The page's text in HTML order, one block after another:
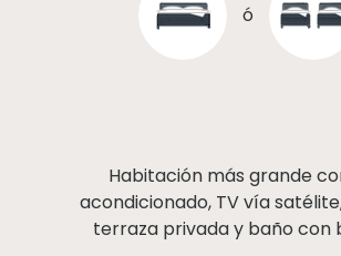
ó
Habitación más grande
acondicionado, TV vía
terraza privada y baño con